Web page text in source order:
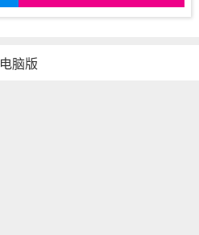
电脑版